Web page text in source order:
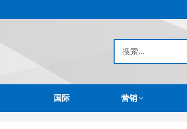
国际 营销